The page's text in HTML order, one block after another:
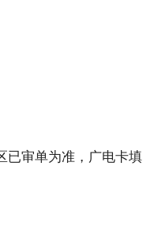
已审单为准，广电卡填